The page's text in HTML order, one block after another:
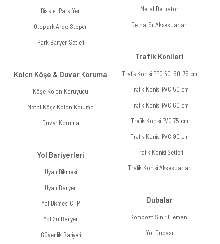
Bisiklet Park Yeri
Otopark Araç Stoperi
Park Bariyeri Setleri
Kolon Köşe & Duvar Koruma
Köşe Kolon Koruyucu
Metal Köşe Kolon Koruma
Duvar Koruma
Yol Bariyerleri
Uyarı Dikmesi
Uyarı Bariyeri
Yol Dikmesi CTP
Yol Su Bariyeri
Güvenlik Bariyeri
Metal Delinatör
Delinatör Aksesuarları
Trafik Konileri
Trafik Konisi PPC 50-60-75 cm
Trafik Konisi PVC 50 cm
Trafik Konisi PVC 60 cm
Trafik Konisi PVC 75 cm
Trafik Konisi PVC 90 cm
Trafik Konisi Setleri
Trafik Konisi Aksesuarları
Dubalar
Kompozit Sınır Elemanı
Yol Dubası